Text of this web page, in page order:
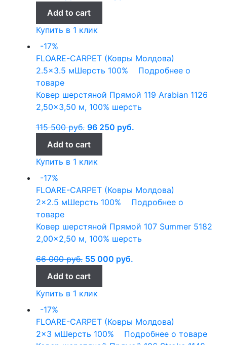
Add to cart
Купить в 1 клик
-17%
FLOARE-CARPET (Ковры Молдова)
2.5x3.5 мШерсть 100%
Подробнее о
товаре
Ковер шерстяной Прямой 119 Arabian 1126
2,50×3,50 м, 100% шерсть
115 500руб. 96 250 руб.
Add to cart
Купить в 1 клик
-17%
FLOARE-CARPET (Ковры Молдова)
2x2.5 мШерсть 100%
Подробнее о
товаре
Ковер шерстяной Прямой 107 Summer 5182
2,00×2,50 м, 100% шерсть
66 000руб. 55 000 руб.
Add to cart
Купить в 1 клик
-17%
FLOARE-CARPET (Ковры Молдова)
2x3 мШерсть 100%
Подробнее о товаре